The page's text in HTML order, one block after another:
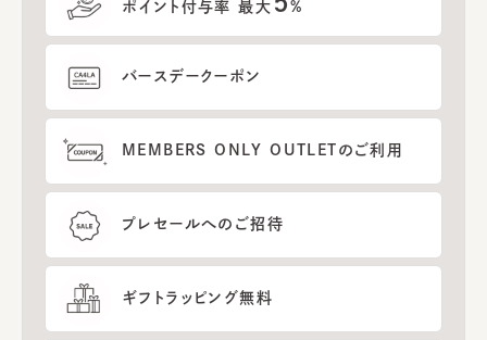
ポイント付与率 最大 %
バースデークーポン
MEMBERS ONLY OUTLETのご利用
プレセールへのご招待
ギフトラッピング無料